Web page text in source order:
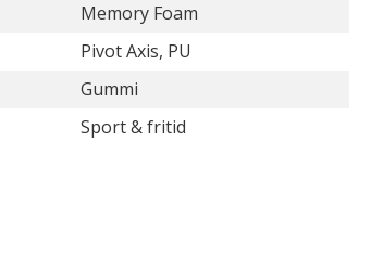
Memory Foam
Pivot Axis, PU
Gummi
Sport & fritid